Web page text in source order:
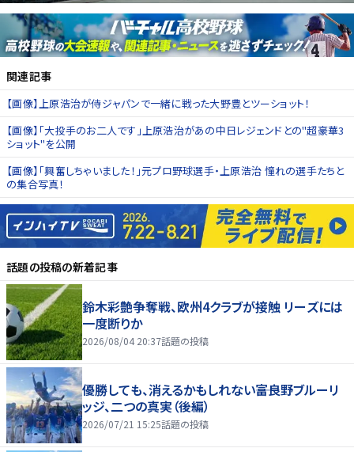
関連記事
【画像】上原浩治が侍ジャパンで一緒に戦った大野豊とツーショット！
【画像】「大投手のお二人です」上原浩治があの中日レジェンドとの"超豪華3
ショット"を公開
【画像】「興奮しちゃいました！」元プロ野球選手・上原浩治 憧れの選手たちと
の集合写真！
話題の投稿の新着記事
鈴木彩艶争奪戦、欧州4クラブが接触 リーズには
一度断りか
2026/08/04 20:37話題の投稿
優勝しても、消えるかもしれない――富良野ブルーリ
ッジ、二つの真実（後編）
2026/07/21 15:25話題の投稿